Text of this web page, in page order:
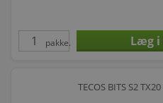
pakke.
TECOS BITS S2